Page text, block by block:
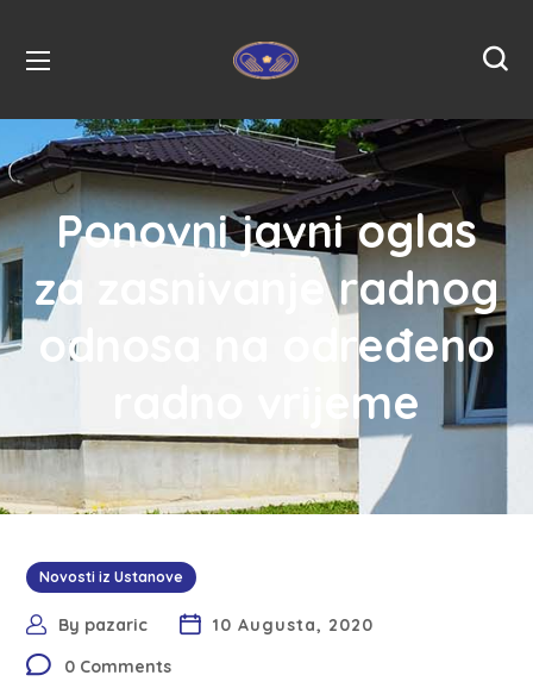
Ponovni javni oglas
za zasnivanje radnog
odnosa na određeno
radno vrijeme
Novosti iz Ustanove
By pazaric
10 Augusta, 2020
0 Comments